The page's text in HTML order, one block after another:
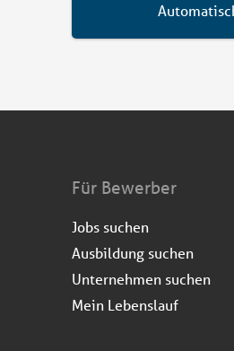
Für Bewerber
Jobs suchen
Ausbildung suchen
Unternehmen suchen
Mein Lebenslauf